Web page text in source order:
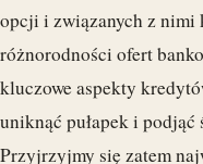
opcji i związanych z nimi
różnorodności ofert
kluczowe aspekty
uniknąć pułapek i
Przyjrzyjmy się zatem